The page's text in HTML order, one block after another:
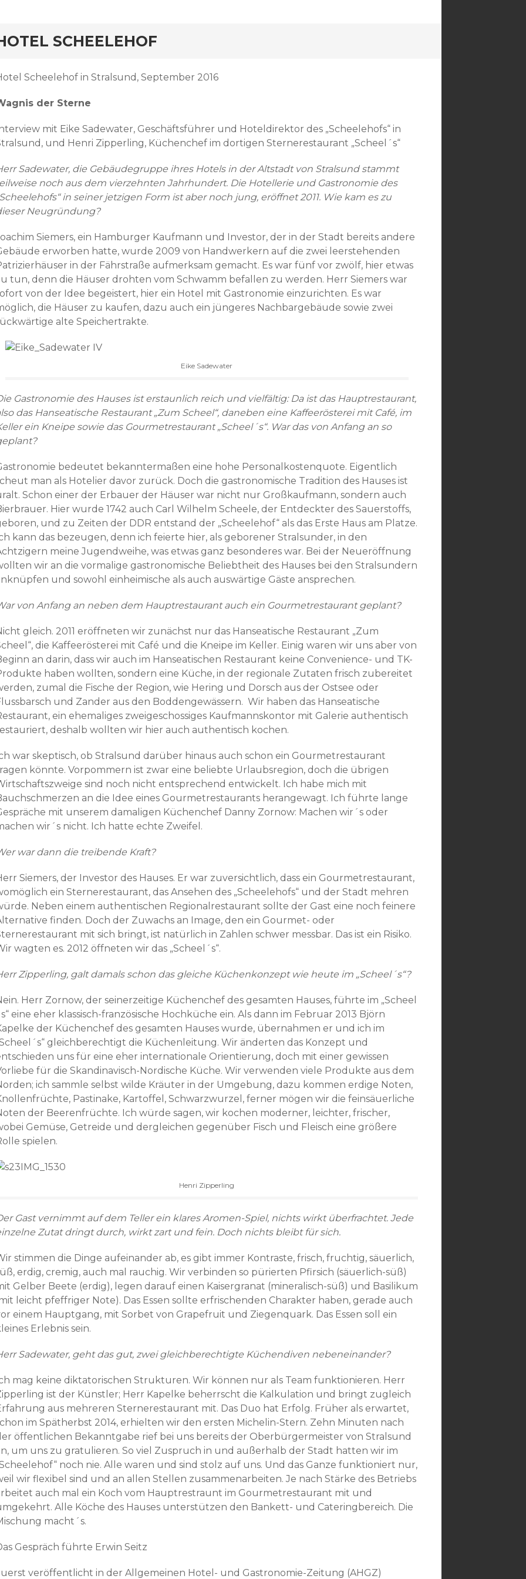
SCHEELEHOF
Scheelehof in Stralsund, September 2016
der Sterne
mit Eike Sadewater, Geschäftsführer und Hoteldirektor des „Scheelehofs“ in
und Henri Zipperling, Küchenchef im dortigen Sternerestaurant „Scheel´s“
Sadewater, die Gebäudegruppe ihres Hotels in der Altstadt von Stralsund stammt
noch aus dem vierzehnten Jahrhundert. Die Hotellerie und Gastronomie des
in seiner jetzigen Form ist aber noch jung, eröffnet 2011. Wie kam es zu
Neugründung?
Siemers, ein Hamburger Kaufmann und Investor, der in der Stadt bereits andere
erworben hatte, wurde 2009 von Handwerkern auf die zwei leerstehenden
in der Fährstraße aufmerksam gemacht. Es war fünf vor zwölf, hier etwas
tun, denn die Häuser drohten vom Schwamm befallen zu werden. Herr Siemers war
von der Idee begeistert, hier ein Hotel mit Gastronomie einzurichten. Es war
die Häuser zu kaufen, dazu auch ein jüngeres Nachbargebäude sowie zwei
alte Speichertrakte.
Eike Sadewater
Gastronomie des Hauses ist erstaunlich reich und vielfältig: Da ist das Hauptrestaurant,
das Hanseatische Restaurant „Zum Scheel“, daneben eine Kaffeerösterei mit Café, im
ein Kneipe sowie das Gourmetrestaurant „Scheel´s“. War das von Anfang an so
bedeutet bekanntermaßen eine hohe Personalkostenquote. Eigentlich
man als Hotelier davor zurück. Doch die gastronomische Tradition des Hauses ist
Schon einer der Erbauer der Häuser war nicht nur Großkaufmann, sondern auch
Hier wurde 1742 auch Carl Wilhelm Scheele, der Entdeckter des Sauerstoffs,
und zu Zeiten der DDR entstand der „Scheelehof“ als das Erste Haus am Platze.
kann das bezeugen, denn ich feierte hier, als geborener Stralsunder, in den
meine Jugendweihe, was etwas ganz besonderes war. Bei der Neueröffnung
wir an die vormalige gastronomische Beliebtheit des Hauses bei den Stralsundern
und sowohl einheimische als auch auswärtige Gäste ansprechen.
von Anfang an neben dem Hauptrestaurant auch ein Gourmetrestaurant geplant?
gleich. 2011 eröffneten wir zunächst nur das Hanseatische Restaurant „Zum
die Kaffeerösterei mit Café und die Kneipe im Keller. Einig waren wir uns aber von
an darin, dass wir auch im Hanseatischen Restaurant keine Convenience- und TK-
haben wollten, sondern eine Küche, in der regionale Zutaten frisch zubereitet
zumal die Fische der Region, wie Hering und Dorsch aus der Ostsee oder
und Zander aus den Boddengewässern. Wir haben das Hanseatische
ein ehemaliges zweigeschossiges Kaufmannskontor mit Galerie authentisch
deshalb wollten wir hier auch authentisch kochen.
war skeptisch, ob Stralsund darüber hinaus auch schon ein Gourmetrestaurant
könnte. Vorpommern ist zwar eine beliebte Urlaubsregion, doch die übrigen
sind noch nicht entsprechend entwickelt. Ich habe mich mit
an die Idee eines Gourmetrestaurants herangewagt. Ich führte lange
mit unserem damaligen Küchenchef Danny Zornow: Machen wir´s oder
wir´s nicht. Ich hatte echte Zweifel.
war dann die treibende Kraft?
Siemers, der Investor des Hauses. Er war zuversichtlich, dass ein Gourmetrestaurant,
ein Sternerestaurant, das Ansehen des „Scheelehofs“ und der Stadt mehren
Neben einem authentischen Regionalrestaurant sollte der Gast eine noch feinere
finden. Doch der Zuwachs an Image, den ein Gourmet- oder
mit sich bringt, ist natürlich in Zahlen schwer messbar. Das ist ein Risiko.
wagten es. 2012 öffneten wir das „Scheel´s“.
Zipperling, galt damals schon das gleiche Küchenkonzept wie heute im „Scheel´s“?
Herr Zornow, der seinerzeitige Küchenchef des gesamten Hauses, führte im „Scheel
eine eher klassisch-französische Hochküche ein. Als dann im Februar 2013 Björn
der Küchenchef des gesamten Hauses wurde, übernahmen er und ich im
gleichberechtigt die Küchenleitung. Wir änderten das Konzept und
uns für eine eher internationale Orientierung, doch mit einer gewissen
für die Skandinavisch-Nordische Küche. Wir verwenden viele Produkte aus dem
ich sammle selbst wilde Kräuter in der Umgebung, dazu kommen erdige Noten,
Pastinake, Kartoffel, Schwarzwurzel, ferner mögen wir die feinsäuerliche
der Beerenfrüchte. Ich würde sagen, wir kochen moderner, leichter, frischer,
Gemüse, Getreide und dergleichen gegenüber Fisch und Fleisch eine größere
spielen.
Henri Zipperling
Gast vernimmt auf dem Teller ein klares Aromen-Spiel, nichts wirkt überfrachtet. Jede
Zutat dringt durch, wirkt zart und fein. Doch nichts bleibt für sich.
stimmen die Dinge aufeinander ab, es gibt immer Kontraste, frisch, fruchtig, säuerlich,
erdig, cremig, auch mal rauchig. Wir verbinden so pürierten Pfirsich (säuerlich-süß)
Gelber Beete (erdig), legen darauf einen Kaisergranat (mineralisch-süß) und Basilikum
leicht pfeffriger Note). Das Essen sollte erfrischenden Charakter haben, gerade auch
einem Hauptgang, mit Sorbet von Grapefruit und Ziegenquark. Das Essen soll ein
Erlebnis sein.
Sadewater, geht das gut, zwei gleichberechtigte Küchendiven nebeneinander?
mag keine diktatorischen Strukturen. Wir können nur als Team funktionieren. Herr
ist der Künstler; Herr Kapelke beherrscht die Kalkulation und bringt zugleich
aus mehreren Sternerestaurant mit. Das Duo hat Erfolg. Früher als erwartet,
im Spätherbst 2014, erhielten wir den ersten Michelin-Stern. Zehn Minuten nach
öffentlichen Bekanntgabe rief bei uns bereits der Oberbürgermeister von Stralsund
um uns zu gratulieren. So viel Zuspruch in und außerhalb der Stadt hatten wir im
noch nie. Alle waren und sind stolz auf uns. Und das Ganze funktioniert nur,
wir flexibel sind und an allen Stellen zusammenarbeiten. Je nach Stärke des Betriebs
auch mal ein Koch vom Hauptrestraunt im Gourmetrestaurant mit und
Alle Köche des Hauses unterstützen den Bankett- und Cateringbereich. Die
macht´s.
Gespräch führte Erwin Seitz
veröffentlicht in der Allgemeinen Hotel- und Gastronomie-Zeitung (AHGZ)